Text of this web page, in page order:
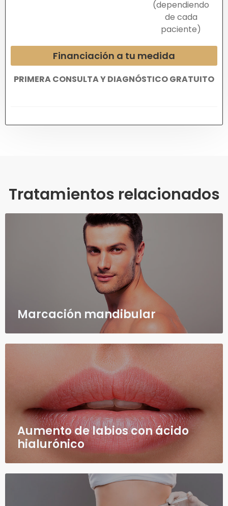
(dependiendo
de cada
paciente)
Financiación a tu medida
PRIMERA CONSULTA Y DIAGNÓSTICO GRATUITO
Tratamientos relacionados
Marcación mandibular
Aumento de labios con ácido
hialurónico